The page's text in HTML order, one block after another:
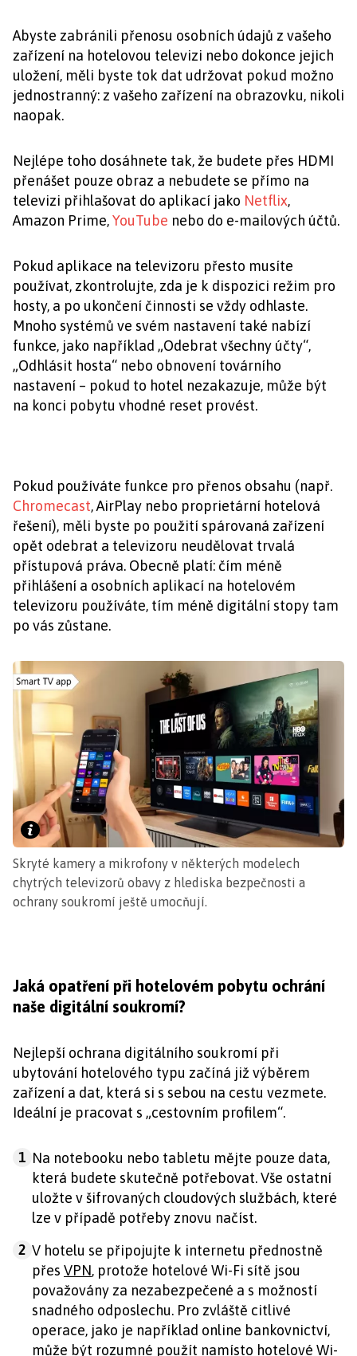
Abyste zabránili přenosu osobních údajů z vašeho
zařízení na hotelovou televizi nebo dokonce jejich
uložení, měli byste tok dat udržovat pokud možno
jednostranný: z vašeho zařízení na obrazovku, nikoli
naopak.
Nejlépe toho dosáhnete tak, že budete přes HDMI
přenášet pouze obraz a nebudete se přímo na
televizi přihlašovat do aplikací jako Netflix,
Amazon Prime,YouTube nebo do e-mailových účtů.
Pokud aplikace na televizoru přesto musíte
používat, zkontrolujte, zda je k dispozici režim pro
hosty, a po ukončení činnosti se vždy odhlaste.
Mnoho systémů ve svém nastavení také nabízí
funkce, jako například „Odebrat všechny účty“,
„Odhlásit hosta“ nebo obnovení továrního
nastavení – pokud to hotel nezakazuje, může být
na konci pobytu vhodné reset provést.
Pokud používáte funkce pro přenos obsahu (např.
Chromecast, AirPlay nebo proprietární hotelová
řešení), měli byste po použití spárovaná zařízení
opět odebrat a televizoru neudělovat trvalá
přístupová práva. Obecně platí: čím méně
přihlášení a osobních aplikací na hotelovém
televizoru používáte, tím méně digitální stopy tam
po vás zůstane.
Skryté kamery a mikrofony v některých modelech
chytrých televizorů obavy z hlediska bezpečnosti a
ochrany soukromí ještě umocňují.
Jaká opatření při hotelovém pobytu ochrání
naše digitální soukromí?
Nejlepší ochrana digitálního soukromí při
ubytování hotelového typu začíná již výběrem
zařízení a dat, která si s sebou na cestu vezmete.
Ideální je pracovat s „cestovním profilem“.
1 Na notebooku nebo tabletu mějte pouze data,
která budete skutečně potřebovat. Vše ostatní
uložte v šifrovaných cloudových službách, které
lze v případě potřeby znovu načíst.
2 V hotelu se připojujte k internetu přednostně
přes VPN, protože hotelové Wi-Fi sítě jsou
považovány za nezabezpečené a s možností
snadného odposlechu. Pro zvláště citlivé
operace, jako je například online bankovnictví,
může být rozumné použít namísto hotelové Wi-